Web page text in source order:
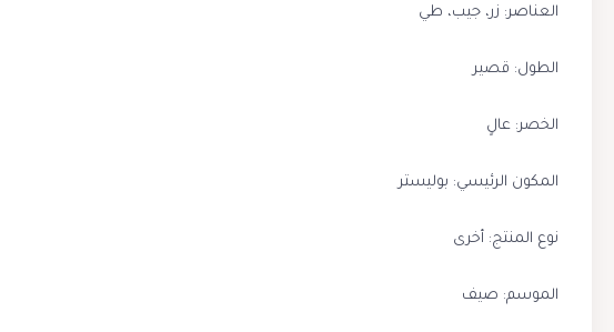
العناصر: زر، جيب، طي
الطول: قصير
الخصر: عالٍ
المكون الرئيسي: بوليستر
نوع المنتج: أخرى
الموسم: صيف